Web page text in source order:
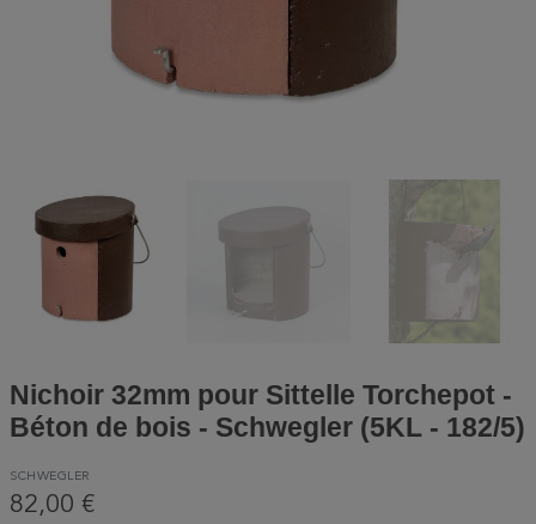
Nichoir 32mm pour Sittelle Torchepot -
Béton de bois - Schwegler (5KL - 182/5)
SCHWEGLER
82,00 €